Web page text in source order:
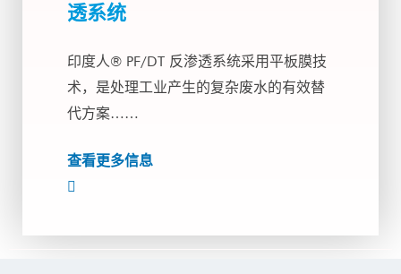
透系统
印度人® PF/DT 反渗透系统采用平板膜技
术，是处理工业产生的复杂废水的有效替
代方案……
查看更多信息